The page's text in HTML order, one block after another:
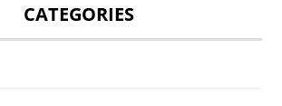
CATEGORIES